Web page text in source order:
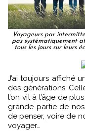
Voyageurs par
pas systématiquement
tous les jours sur leurs
J’ai toujours affiché une grande confiance pour la théorie
des générations.
l’on vit à l’âge de
grande partie de
de penser, voire de
voyager…